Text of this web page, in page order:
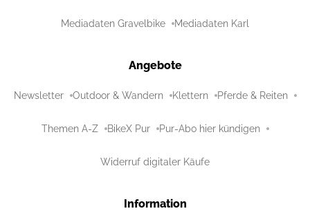
Mediadaten Gravelbike Mediadaten Karl
Angebote
Newsletter Outdoor & Wandern Klettern Pferde & Reiten
Themen A-Z BikeX Pur Pur-Abo hier kündigen
Widerruf digitaler Käufe
Information